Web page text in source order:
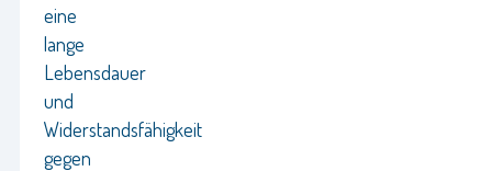
eine
lange
Lebensdauer
und
Widerstandsfähigkeit
gegen